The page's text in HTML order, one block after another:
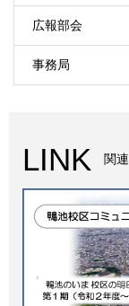
広報部会
事務局
LINK 関